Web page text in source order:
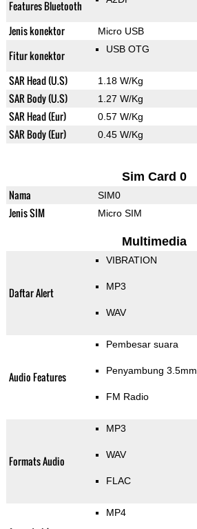
Features Bluetooth
Jenis konektor Micro USB
Fitur konektor USB OTG
SAR Head (U.S) 1.18 W/Kg
SAR Body (U.S) 1.27 W/Kg
SAR Head (Eur) 0.57 W/Kg
SAR Body (Eur) 0.45 W/Kg
Sim Card 0
Nama SIM0
Jenis SIM Micro SIM
Multimedia
Daftar Alert
VIBRATION
MP3
WAV
Audio Features
Pembesar suara
Penyambung 3.5mm
FM Radio
Formats Audio
MP3
WAV
FLAC
MP4